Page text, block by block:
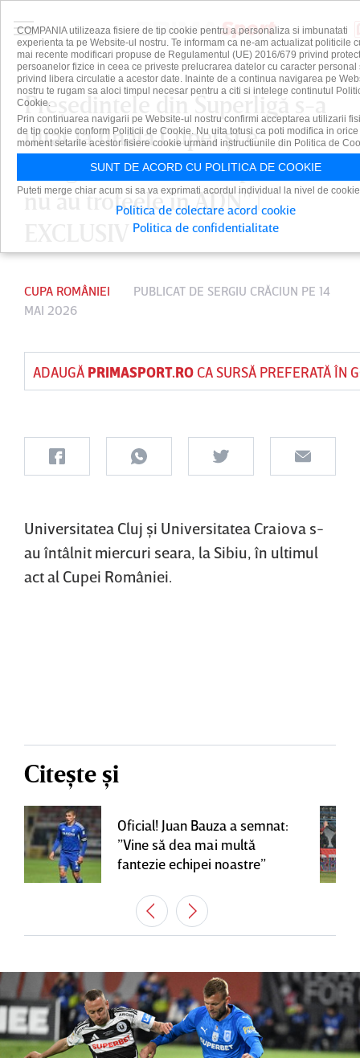
Preşedintele din Superligă s-a
uitat la finala Cupei şi e
categoric: "Două echipe care
nu au trofeele în ADN" |
CUPA ROMÂNIEI PUBLICAT DE SERGIU CRĂCIUN PE 14
MAI 2026
ADAUGĂ PRIMASPORT.ROCA SURSĂ PREFERATĂ ÎN
Universitatea Cluj şi Universitatea Craiova s-
au întâlnit miercuri seara, la Sibiu, în ultimul
act al Cupei României.
Citește și
Oficial! Juan Bauza a semnat:
”Vine să dea mai multă
fantezie echipei noastre”
COMPANIA utilizeaza fisiere de tip cookie pentru a personaliza si imbunatati
experienta ta pe Website-ul nostru. Te informam ca ne-am actualizat politicile
mai recente modificari propuse de Regulamentul (UE) 2016/679 privind
persoanelor fizice in ceea ce priveste prelucrarea datelor cu caracter personal
privind libera circulatie a acestor date. Inainte de a continua navigarea pe
nostru te rugam sa aloci timpul necesar pentru a citi si intelege continutul
Cookie.
Prin continuarea navigarii pe Website-ul nostru confirmi acceptarea utilizarii
de tip cookie conform Politicii de Cookie. Nu uita totusi ca poti modifica in orice
moment setarile acestor fisiere cookie urmand instructiunile din Politica de
SUNT DE ACORD CU POLITICA DE COOKIE
Puteti merge chiar acum si sa va exprimati acordul individual la nivel de
Politica de colectare acord cookie
Politica de confidentialitate